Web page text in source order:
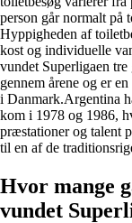
person går normalt på
Hyppigheden af
kost og individuelle
vundet Superligaen
gennem årene og er
i Danmark.Argentina
kom i 1978 og 1986,
præstationer og talent
til en af de
Hvor mange
vundet